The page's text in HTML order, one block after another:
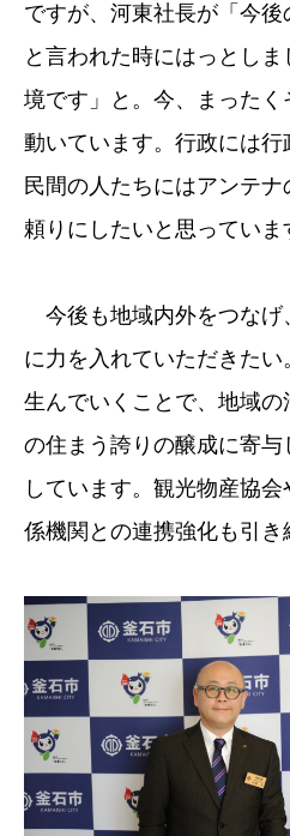
ですが、河東社長が「今後
と言われた時にはっとし
境です」と。今、まった
動いています。行政には行
民間の人たちにはアンテ
頼りにしたいと思っていま
今後も地域内外をつなげ
に力を入れていただきた
生んでいくことで、地域
の住まう誇りの醸成に寄
しています。観光物産協
係機関との連携強化も引き